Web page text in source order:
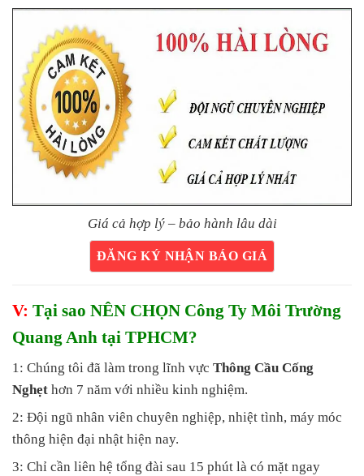
Giá cả hợp lý – bảo hành lâu dài
ĐĂNG KÝ NHẬN BÁO GIÁ
V: Tại sao NÊN CHỌN Công Ty Môi Trường
Quang Anh tại TPHCM?
1: Chúng tôi đã làm trong lĩnh vực Thông Cầu Cống
Nghẹt hơn 7 năm với nhiều kinh nghiệm.
2: Đội ngũ nhân viên chuyên nghiệp, nhiệt tình, máy móc
thông hiện đại nhật hiện nay.
3: Chỉ cần liên hệ tổng đài sau 15 phút là có mặt ngay